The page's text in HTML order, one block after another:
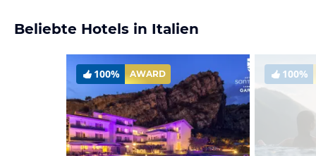
Beliebte Hotels in Italien
100% AWARD 100%